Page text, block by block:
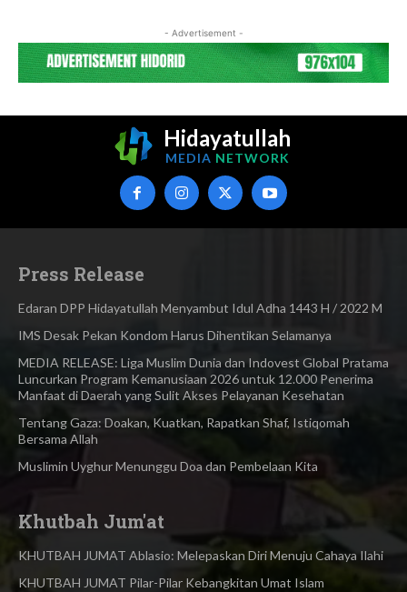
- Advertisement -
Hidayatullah
MEDIA NETWORK
Press Release
Edaran DPP Hidayatullah Menyambut Idul Adha 1443 H / 2022 M
IMS Desak Pekan Kondom Harus Dihentikan Selamanya
MEDIA RELEASE: Liga Muslim Dunia dan Indovest Global Pratama
Luncurkan Program Kemanusiaan 2026 untuk 12.000 Penerima
Manfaat di Daerah yang Sulit Akses Pelayanan Kesehatan
Tentang Gaza: Doakan, Kuatkan, Rapatkan Shaf, Istiqomah
Bersama Allah
Muslimin Uyghur Menunggu Doa dan Pembelaan Kita
Khutbah Jum'at
KHUTBAH JUMAT Ablasio: Melepaskan Diri Menuju Cahaya Ilahi
KHUTBAH JUMAT Pilar-Pilar Kebangkitan Umat Islam